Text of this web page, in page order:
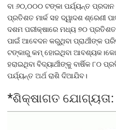
ବା ୬୦,୦୦୦ ଟଙ୍କା ପର୍ଯ୍ୟନ୍ତ ପ୍ରଦାନ
ପ୍ରତିଶତ ମାର୍କ ସହ ଦ୍ୱାଦଶ ଶ୍ରେଣୀ
ଦଶମ ପରୀକ୍ଷାରେ ମଧ୍ୟ ୭୦ ପ୍ରତିଶତ
ପାଇଁ ଆବେଦନ କରୁଥିବା ପ୍ରାର୍ଥୀଙ୍କ
ଟଙ୍କାରୁ କମ୍‌ ହୋଇଥିବା
ହରାଇଥିବା ବିଦ୍ୟାର୍ଥୀଙ୍କୁ ବାର୍ଷିକ ୮୦
ପର୍ଯ୍ୟନ୍ତ ଅର୍ଥ ରାଶି ଦିଆଯିବ।
*ଶିକ୍ଷାଗତ ଯୋଗ୍ୟତା: